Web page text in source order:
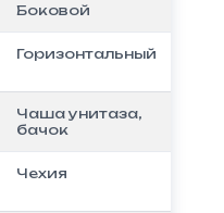
Боковой
Горизонтальный
Чаша унитаза,
бачок
Чехия